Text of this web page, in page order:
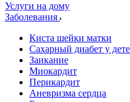
Услуги на дому
Заболевания
Киста шейки матки
Сахарный диабет у
Заикание
Миокардит
Перикардит
Аневризма сердца